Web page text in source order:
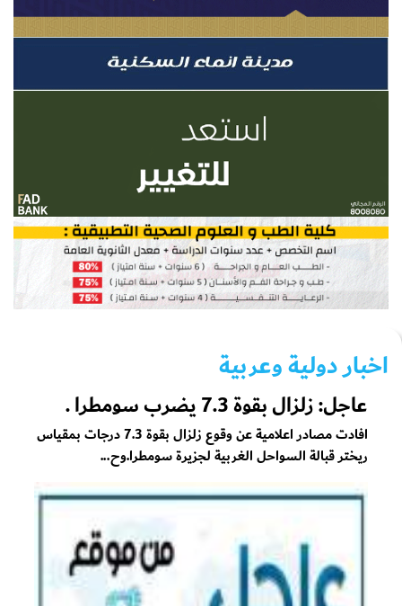
اخبار دولية وعربية
عاجل: زلزال بقوة 7.3 يضرب سومطرا .
افادت مصادر اعلامية عن وقوع زلزال بقوة 7.3 درجات بمقياس
ريختر قبالة السواحل الغربية لجزيرة سومطرا.وح...